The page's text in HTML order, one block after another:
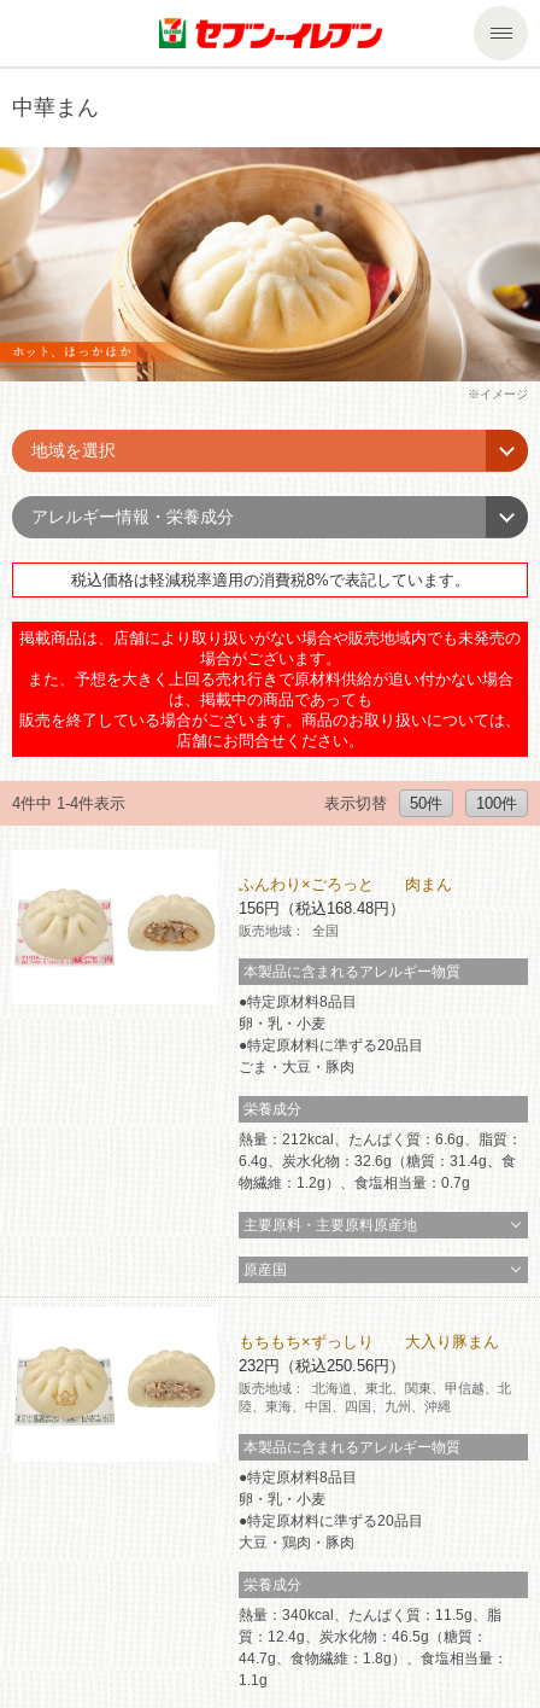
商品のご案内
商品のご案内トップ
今週の新商品
来週の新商品
商品カテゴリ一覧
セブンプレミアム
食の安全・安心への取組み
ギフト
プリペイドカード・金券
ニンテンドー・ダウンロードカード
セール・キャンペーン
サービス
サービストップ
nanacoトップ
マルチコピー機でできること
マルチコピー機でできることトップ
コピー
プリント
スキャン
ファクス
プリペイドサービス
便利なサービス
宅配便
切手・はがき・印紙
スマホプリペイド
レジでApple Accountにチャージ
コインランドリー（店舗限定）
モバイルWi-Fiバッテリーシェアリング（店舗限定）
荷物預かりサービス「ecbocloakエクボクローク」（店舗限定）
パウダースペース ラブン（店舗限定）
チケットサービス
セブンチケット
JTB
セブン‐イレブンでお受取り
停電時のサービス停止のお知らせ
企業情報
企業情報トップ
ニュースリリース
ごあいさつ
企業理念
会社概要
貸借対照表・損益計算書
沿革
売上高、店舗数推移
データで見るセブン‐イレブン
セブン‐イレブンの「商品力」
私たちの取組み
サステナビリティ
サステナビリティトップ
セブン＆アイ・ホールディングスの重点課題
サステナビリティ活動基本方針
サステナビリティ推進体制
GREEN CHALLENGE 2050
サステナビリティニュース
加盟店オーナー募集 物件募集・購入
アルバイト情報 採用情報
店舗検索
ネットショッピング
お問い合わせ
Language
English (Services)
中文[繁體字](服務)
中華まん
地域を選択
アレルギー情報・栄養成分
税込価格は軽減税率適用の消費税8%で表記しています。
掲載商品は、店舗により取り扱いがない場合や販売地域内でも未発売の
場合がございます。
また、予想を大きく上回る売れ行きで原材料供給が追い付かない場合
は、掲載中の商品であっても
販売を終了している場合がございます。商品のお取り扱いについては、
店舗にお問合せください。
4件中 1-4件表示 表示切替 50件 100件
ふんわり×ごろっと 肉まん
156円（税込168.48円）
販売地域： 全国
本製品に含まれるアレルギー物質
特定原材料8品目
卵・乳・小麦
特定原材料に準ずる20品目
ごま・大豆・豚肉
栄養成分
熱量：212kcal、たんぱく質：6.6g、脂質：
6.4g、炭水化物：32.6g（糖質：31.4g、食
物繊維：1.2g）、食塩相当量：0.7g
主要原料・主要原料原産地
原産国
もちもち×ずっしり 大入り豚まん
232円（税込250.56円）
販売地域：
北海道、東北、関東、甲信越、北
陸、東海、中国、四国、九州、沖縄
本製品に含まれるアレルギー物質
特定原材料8品目
卵・乳・小麦
特定原材料に準ずる20品目
大豆・鶏肉・豚肉
栄養成分
熱量：340kcal、たんぱく質：11.5g、脂
質：12.4g、炭水化物：46.5g（糖質：
44.7g、食物繊維：1.8g）、食塩相当量：
1.1g